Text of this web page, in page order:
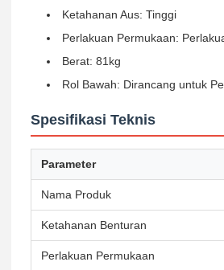
Ketahanan Aus: Tinggi
Perlakuan Permukaan:
Berat: 81kg
Rol Bawah: Dirancang untuk
Spesifikasi Teknis
Parameter
Nama Produk
Ketahanan Benturan
Perlakuan Permukaan